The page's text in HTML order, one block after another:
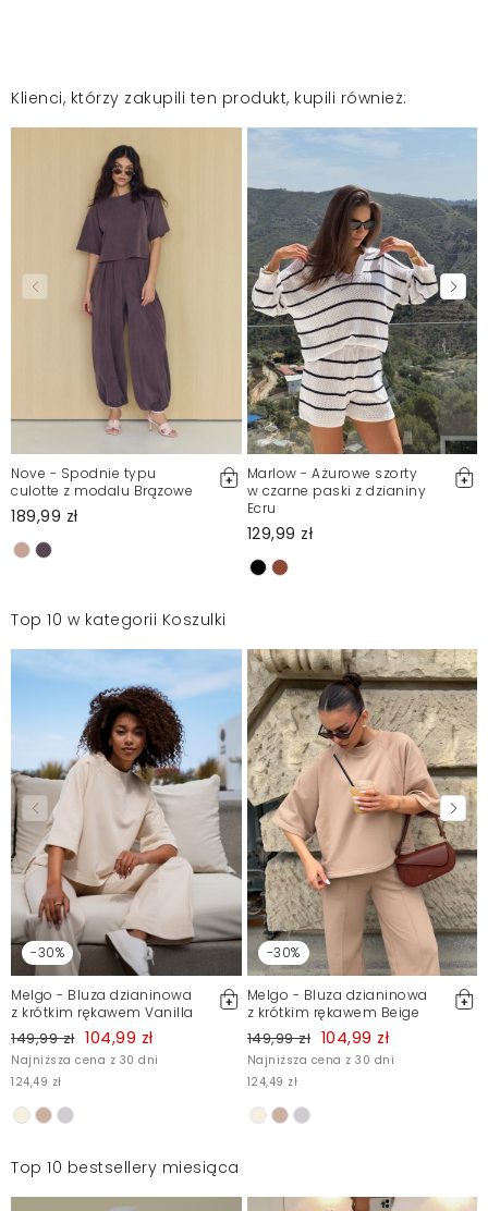
Klienci, którzy zakupili ten produkt, kupili również:
Nove - Spodnie typu
culotte z modalu Brązowe
189,99 zł
Marlow - Ażurowe szorty
w czarne paski z dzianiny
Ecru
129,99 zł
Top 10 w kategorii Koszulki
-30%
Melgo - Bluza dzianinowa
z krótkim rękawem Vanilla
149,99 zł 104,99 zł
Najniższa cena z 30 dni
124,49 zł
-30%
Melgo - Bluza dzianinowa
z krótkim rękawem Beige
149,99 zł 104,99 zł
Najniższa cena z 30 dni
124,49 zł
Top 10 bestsellery miesiąca